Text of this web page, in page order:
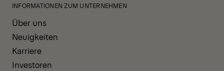
INFORMATIONEN ZUM UNTERNEHMEN
Über uns
Neuigkeiten
Karriere
Investoren